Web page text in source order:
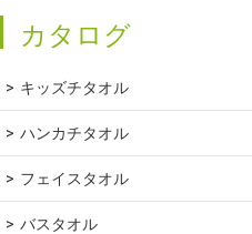
カタログ
キッズチタオル
ハンカチタオル
フェイスタオル
バスタオル